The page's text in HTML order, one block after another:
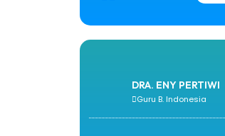
DRA. ENY PERTIWI
Guru B. Indonesia